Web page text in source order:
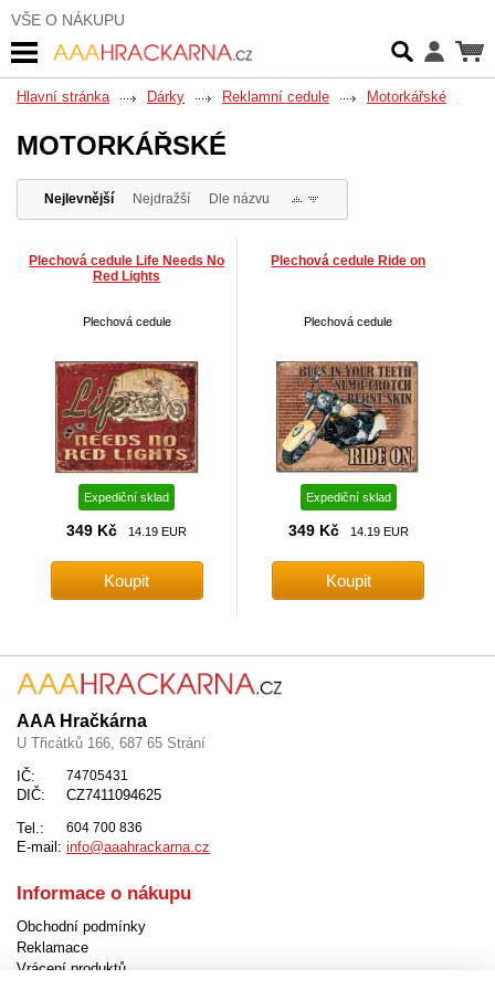
VŠE O NÁKUPU
Hlavní stránka Dárky Reklamní cedule Motorkářské
MOTORKÁŘSKÉ
Nejlevnější Nejdražší Dle názvu
Plechová cedule Life Needs No
Red Lights
Plechová cedule
Expediční sklad
349 Kč 14.19 EUR
Plechová cedule Ride on
Plechová cedule
Expediční sklad
349 Kč 14.19 EUR
AAA Hračkárna
U Třicátků 166, 687 65 Strání
IČ:
74705431
DIČ:
CZ7411094625
Tel.:
604 700 836
E-mail: info@aaahrackarna.cz
Informace o nákupu
Obchodní podmínky
Reklamace
Vrácení produktů